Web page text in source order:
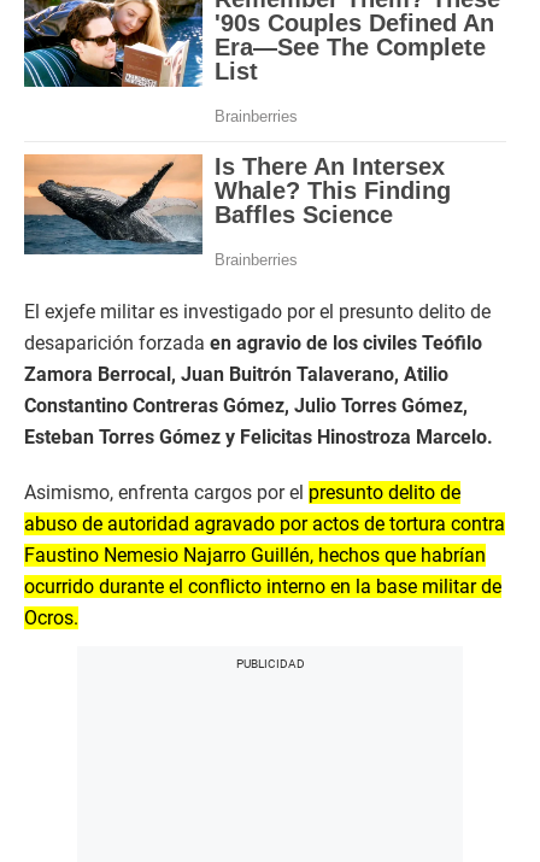
El exjefe militar es investigado por el presunto delito de
desaparición forzada en agravio de los civiles Teófilo
Zamora Berrocal, Juan Buitrón Talaverano, Atilio
Constantino Contreras Gómez, Julio Torres Gómez,
Esteban Torres Gómez y Felicitas Hinostroza Marcelo.
Asimismo, enfrenta cargos por el presunto delito de
abuso de autoridad agravado por actos de tortura contra
Faustino Nemesio Najarro Guillén, hechos que habrían
ocurrido durante el conflicto interno en la base militar de
Ocros.